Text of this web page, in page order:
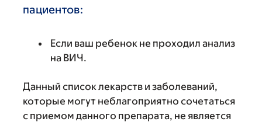
пациентов:
Если ваш ребенок не проходил анализ
на ВИЧ.
Данный список лекарств и заболеваний,
которые могут неблагоприятно сочетаться
с приемом данного препарата, не является